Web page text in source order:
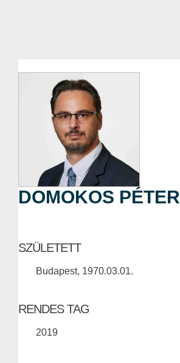
DOMOKOS PÉTER
SZÜLETETT
Budapest, 1970.03.01.
RENDES TAG
2019